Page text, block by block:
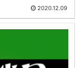
2020.12.09